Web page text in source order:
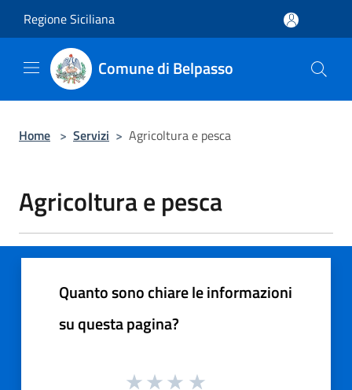
Regione Siciliana
Comune di Belpasso
Home > Servizi > Agricoltura e pesca
Agricoltura e pesca
Quanto sono chiare le informazioni
su questa pagina?